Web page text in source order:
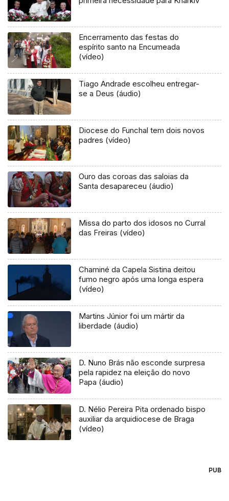
Encerramento das festas do
espírito santo na Encumeada
(vídeo)
Tiago Andrade escolheu entregar-
se a Deus (áudio)
Diocese do Funchal tem dois novos
padres (vídeo)
Ouro das coroas das saloias da
Santa desapareceu (áudio)
Missa do parto dos idosos no Curral
das Freiras (vídeo)
Chaminé da Capela Sistina deitou
fumo negro após uma longa espera
(vídeo)
Martins Júnior foi um mártir da
liberdade (áudio)
D. Nuno Brás não esconde surpresa
pela rapidez na eleição do novo
Papa (áudio)
D. Nélio Pereira Pita ordenado bispo
auxiliar da arquidiocese de Braga
(vídeo)
PUB